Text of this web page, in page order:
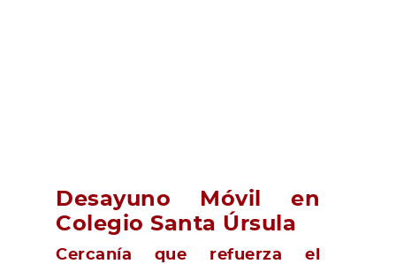
Desayuno Móvil en
Colegio Santa Úrsula
Cercanía que refuerza el